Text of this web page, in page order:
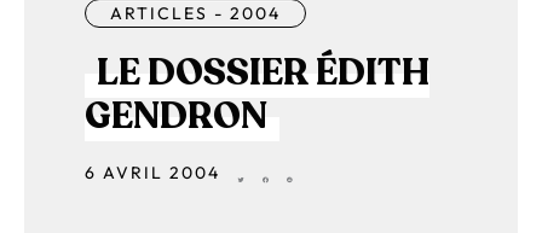
ARTICLES - 2004
LE DOSSIER ÉDITH
GENDRON
6 AVRIL 2004